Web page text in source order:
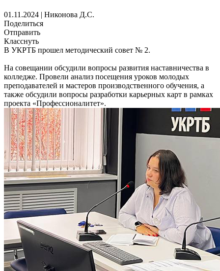
01.11.2024 | Никонова Д.С.
Поделиться
Отправить
Класснуть
В УКРТБ прошел методический совет № 2.
На совещании обсудили вопросы развития наставничества в
колледже. Провели анализ посещения уроков молодых
преподавателей и мастеров производственного обучения, а
также обсудили вопросы разработки карьерных карт в рамках
проекта «Профессионалитет».